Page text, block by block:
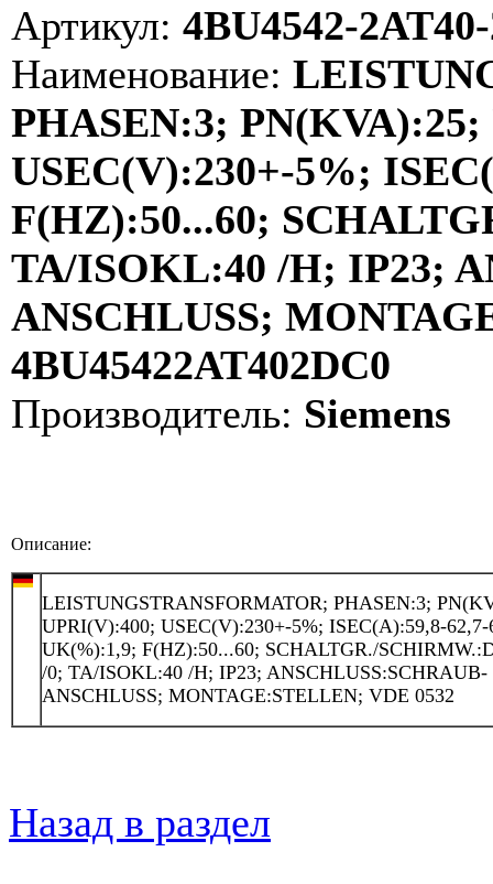
Артикул: 4BU4542-
Наименование:
PHASEN:3;
USEC(V):230+-5%;
F(HZ):50...60;
TA/ISOKL:40 /H; IP23;
ANSCHLUSS;
4BU45422AT402DC0
Производитель: Siemens
Описание:
LEISTUNGSTRANSFORMATOR; PHASEN:3;
UPRI(V):400; USEC(V):230+-5%; ISEC(A):59,8-62,7-
UK(%):1,9; F(HZ):50...60; SCHALTGR./
/0; TA/ISOKL:40 /H; IP23; ANSCHLUSS:SCHRAUB-
ANSCHLUSS; MONTAGE:STELLEN; VDE 0532
Назад в раздел